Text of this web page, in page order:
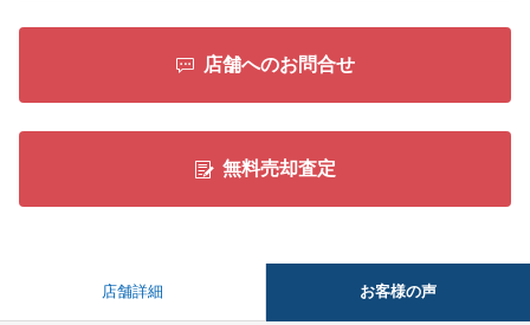
店舗へのお問合せ
無料売却査定
店舗詳細 お客様の声